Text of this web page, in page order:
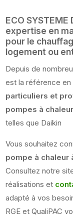
ECO
expertise en
pour le
logement ou
Depuis de
est la référence en
particuliers et
pompes à
telles que Daikin
Vous souhaitez
pompe à chaleur
Consultez notre
réalisations et
adapté à vos
RGE et QualiPAC